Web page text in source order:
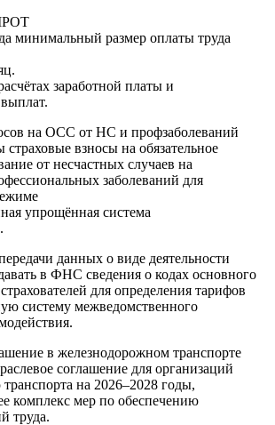
минимальный размер оплаты труда
заработной платы и
на ОСС от НС и профзаболеваний
взносы на обязательное
от несчастных случаев на
заболеваний для
упрощённая система
данных о виде деятельности
в ФНС сведения о кодах основного
для определения тарифов
систему межведомственного
в железнодорожном транспорте
соглашение для организаций
на 2026–2028 годы,
комплекс мер по обеспечению
труда.